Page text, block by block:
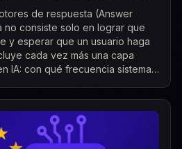
de respuesta (Answer
no consiste solo en lograr que
y esperar que un usuario haga
cada vez más una capa
IA: con qué frecuencia sistemas